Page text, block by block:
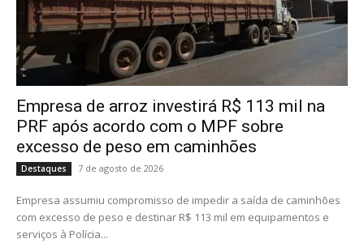
Empresa de arroz investirá R$ 113 mil na
PRF após acordo com o MPF sobre
excesso de peso em caminhões
Destaques 7 de agosto de 2026
Empresa assumiu compromisso de impedir a saída de caminhões
com excesso de peso e destinar R$ 113 mil em equipamentos e
serviços à Polícia...